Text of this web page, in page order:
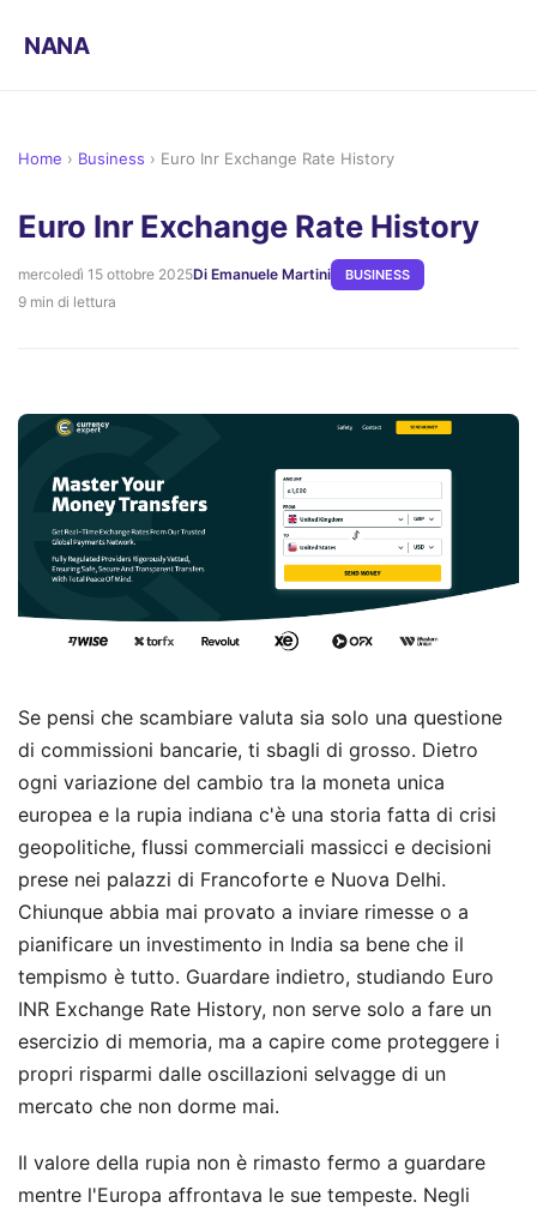
NANA
Home › Business › Euro Inr Exchange Rate History
Euro Inr Exchange Rate History
mercoledì 15 ottobre 2025Di Emanuele Martini BUSINESS
9 min di lettura
Se pensi che scambiare valuta sia solo una questione
di commissioni bancarie, ti sbagli di grosso. Dietro
ogni variazione del cambio tra la moneta unica
europea e la rupia indiana c'è una storia fatta di crisi
geopolitiche, flussi commerciali massicci e decisioni
prese nei palazzi di Francoforte e Nuova Delhi.
Chiunque abbia mai provato a inviare rimesse o a
pianificare un investimento in India sa bene che il
tempismo è tutto. Guardare indietro, studiando Euro
INR Exchange Rate History, non serve solo a fare un
esercizio di memoria, ma a capire come proteggere i
propri risparmi dalle oscillazioni selvagge di un
mercato che non dorme mai.
Il valore della rupia non è rimasto fermo a guardare
mentre l'Europa affrontava le sue tempeste. Negli